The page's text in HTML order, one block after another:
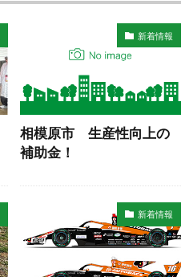
新着情報
相模原市 生産性向上の
補助金！
新着情報